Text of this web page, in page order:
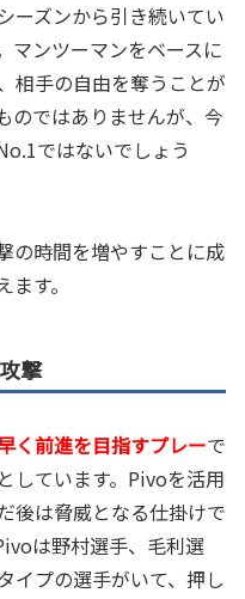
ーズンから引き続いてい
マンツーマンをベースに
相手の自由を奪うことが
のではありませんが、今
ではないでしょう
の時間を増やすことに成
す。
撃
く前進を目指すプレーで
しています。Pivoを活用
後は脅威となる仕掛けで
は野村選手、毛利選
イプの選手がいて、押し